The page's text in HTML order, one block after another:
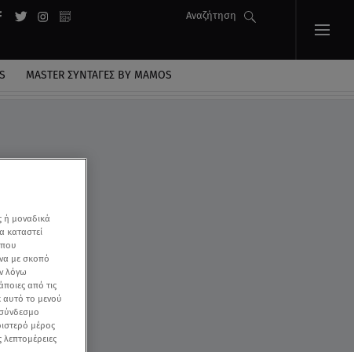
Αναζήτηση
MASTER ΣΥΝΤΑΓΈΣ BY MAMOS
ή μοναδικά
καταστεί
με σκοπό
λόγω
από τις
αυτό το μενού
μέρος